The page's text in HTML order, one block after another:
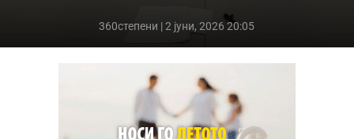
360степени | 2 јуни, 2026 20:05